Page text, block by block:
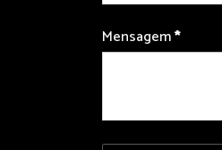
Mensagem*